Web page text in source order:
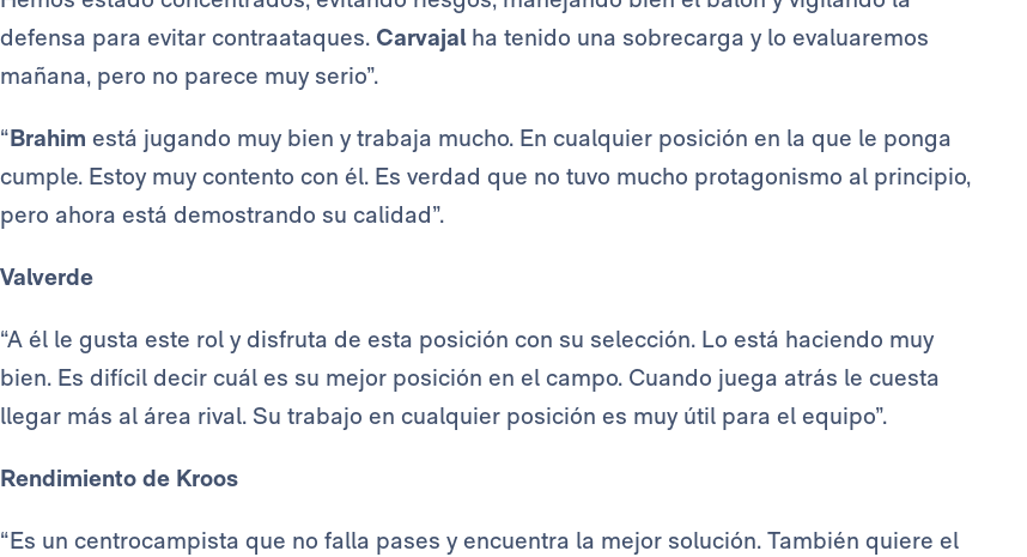
defensa para evitar contraataques. Carvajalha tenido una sobrecarga y lo evaluaremos
mañana, pero no parece muy serio”.
“Brahim está jugando muy bien y trabaja mucho. En cualquier posición en la que le ponga
cumple. Estoy muy contento con él. Es verdad que no tuvo mucho protagonismo al principio,
pero ahora está demostrando su calidad”.
Valverde
“A él le gusta este rol y disfruta de esta posición con su selección. Lo está haciendo muy
bien. Es difícil decir cuál es su mejor posición en el campo. Cuando juega atrás le cuesta
llegar más al área rival. Su trabajo en cualquier posición es muy útil para el equipo”.
Rendimiento de Kroos
“Es un centrocampista que no falla pases y encuentra la mejor solución. También quiere el